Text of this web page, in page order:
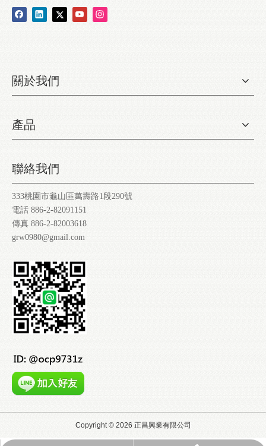
關於我們
產品
聯絡我們
333桃園市龜山區萬壽路1段290號
電話 886-2-82091151
傳真 886-2-82003618
grw0980@gmail.com
Copyright © 2026 正昌興業有限公司